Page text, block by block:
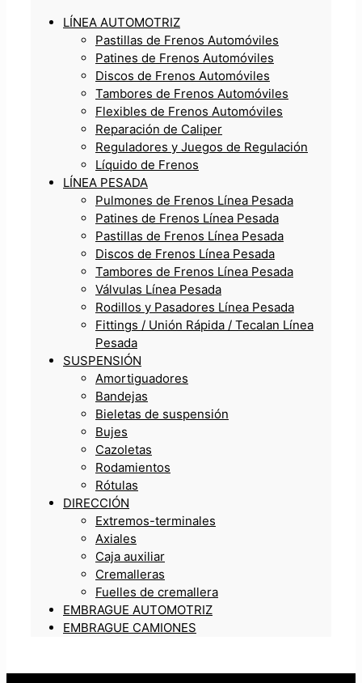
LÍNEA AUTOMOTRIZ
Pastillas de Frenos Automóviles
Patines de Frenos Automóviles
Discos de Frenos Automóviles
Tambores de Frenos Automóviles
Flexibles de Frenos Automóviles
Reparación de Caliper
Reguladores y Juegos de Regulación
Líquido de Frenos
LÍNEA PESADA
Pulmones de Frenos Línea Pesada
Patines de Frenos Línea Pesada
Pastillas de Frenos Línea Pesada
Discos de Frenos Línea Pesada
Tambores de Frenos Línea Pesada
Válvulas Línea Pesada
Rodillos y Pasadores Línea Pesada
Fittings / Unión Rápida / Tecalan Línea
Pesada
SUSPENSIÓN
Amortiguadores
Bandejas
Bieletas de suspensión
Bujes
Cazoletas
Rodamientos
Rótulas
DIRECCIÓN
Extremos-terminales
Axiales
Caja auxiliar
Cremalleras
Fuelles de cremallera
EMBRAGUE AUTOMOTRIZ
EMBRAGUE CAMIONES